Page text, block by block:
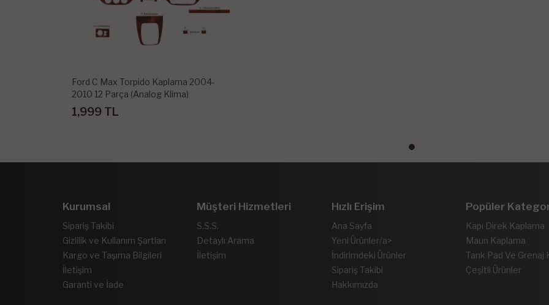
Ford C Max Torpido Kaplama 2004-
2010 12 Parça (Analog Klima)
1,999 TL
Kurumsal
Sipariş Takibi
Gizlilik ve Kullanım Şartları
Kargo ve Taşıma Bilgileri
İletişim
Garanti ve İade
Müşteri Hizmetleri
S.S.S.
Detaylı Arama
İletişim
Hızlı Erişim
Ana Sayfa
Yeni Ürünler/a>
İndirimdeki Ürünler
Sipariş Takibi
Hakkımızda
Popüler
Kapı Direk Kaplama
Maun Kaplama
Tank Pad Ve Grenaj
Çeşitli Ürünler